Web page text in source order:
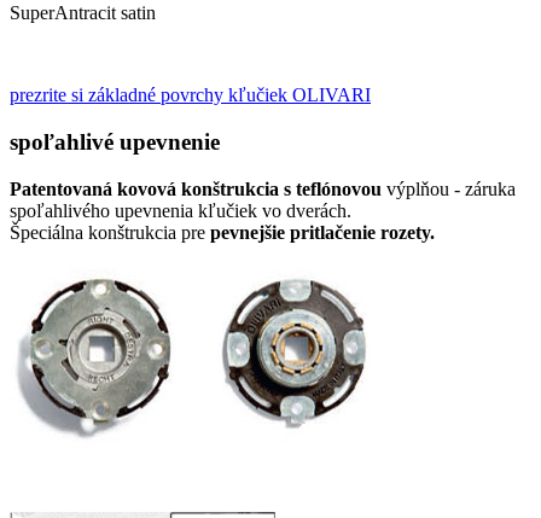
SuperAntracit satin
prezrite si základné povrchy kľučiek OLIVARI
spoľahlivé upevnenie
Patentovaná kovová konštrukcia s teflónovou výplňou - záruka
spoľahlivého upevnenia kľučiek vo dverách.
Špeciálna konštrukcia pre pevnejšie pritlačenie rozety.